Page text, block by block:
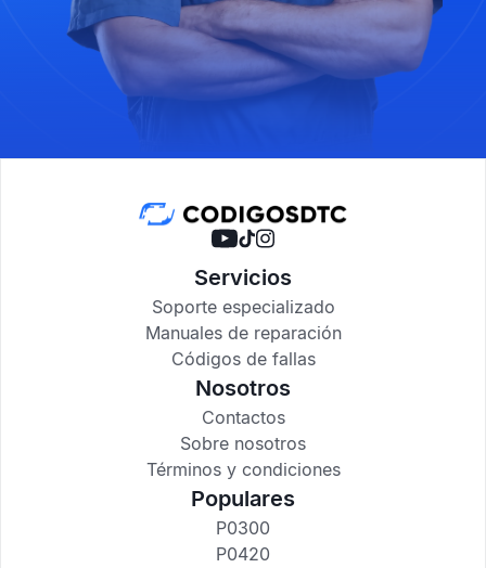
Servicios
Soporte especializado
Manuales de reparación
Códigos de fallas
Nosotros
Contactos
Sobre nosotros
Términos y condiciones
Populares
P0300
P0420